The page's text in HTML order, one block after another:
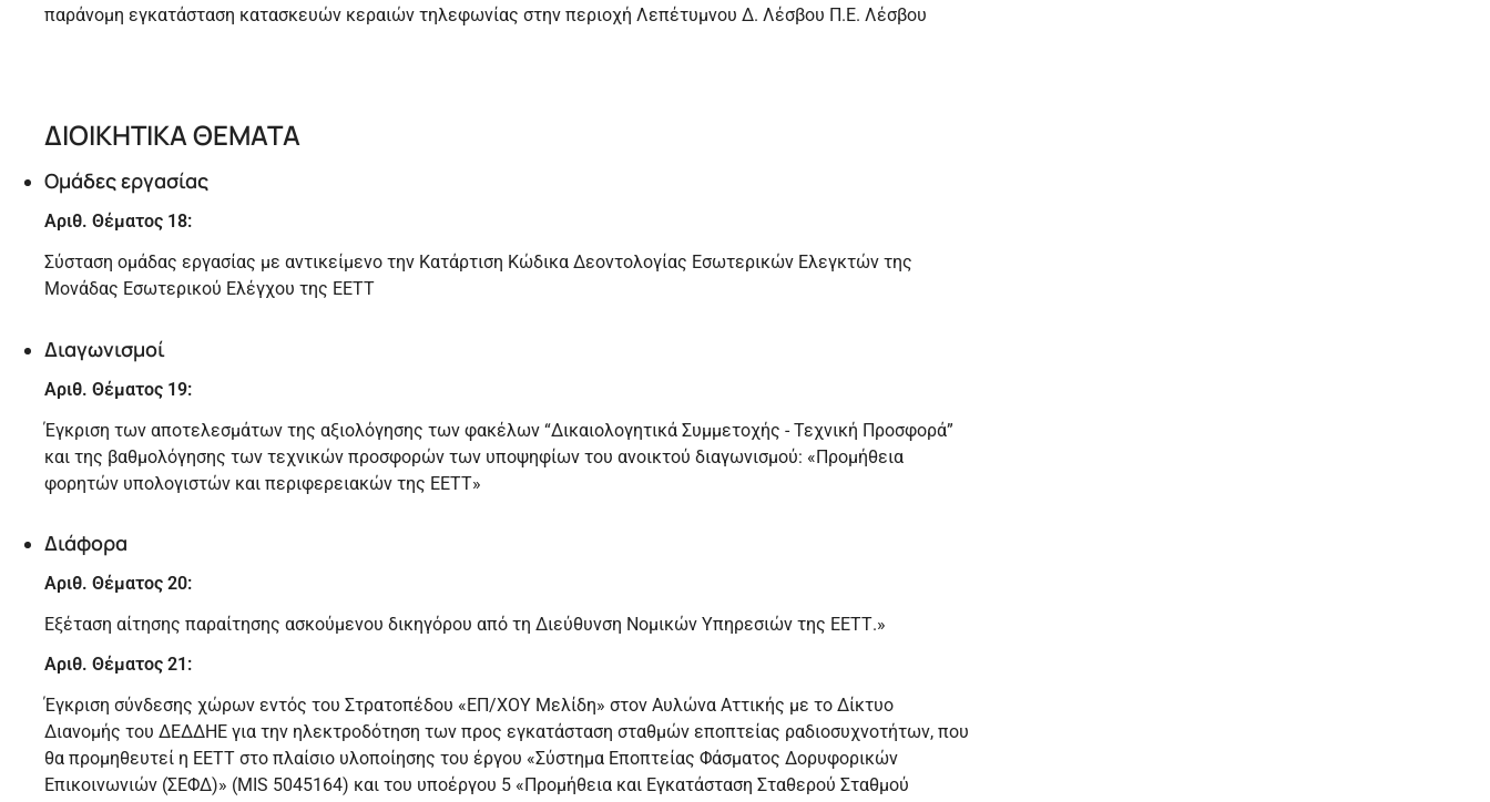
παράνομη εγκατάσταση κατασκευών κεραιών τηλεφωνίας στην περιοχή Λεπέτυμνου Δ. Λέσβου Π.Ε. Λέσβου
ΔΙΟΙΚΗΤΙΚΑ ΘΕΜΑΤΑ
Ομάδες εργασίας
Αριθ. Θέματος 18:
Σύσταση ομάδας εργασίας με αντικείμενο την Κατάρτιση Κώδικα Δεοντολογίας Εσωτερικών Ελεγκτών της
Μονάδας Εσωτερικού Ελέγχου της ΕΕΤΤ
Διαγωνισμοί
Αριθ. Θέματος 19:
Έγκριση των αποτελεσμάτων της αξιολόγησης των φακέλων “Δικαιολογητικά Συμμετοχής - Τεχνική Προσφορά”
και της βαθμολόγησης των τεχνικών προσφορών των υποψηφίων του ανοικτού διαγωνισμού: «Προμήθεια
φορητών υπολογιστών και περιφερειακών της ΕΕΤΤ»
Διάφορα
Αριθ. Θέματος 20:
Εξέταση αίτησης παραίτησης ασκούμενου δικηγόρου από τη Διεύθυνση Νομικών Υπηρεσιών της ΕΕΤΤ.»
Αριθ. Θέματος 21:
Έγκριση σύνδεσης χώρων εντός του Στρατοπέδου «ΕΠ/ΧΟΥ Μελίδη» στον Αυλώνα Αττικής με το Δίκτυο
Διανομής του ΔΕΔΔΗΕ για την ηλεκτροδότηση των προς εγκατάσταση σταθμών εποπτείας ραδιοσυχνοτήτων, που
θα προμηθευτεί η ΕΕΤΤ στο πλαίσιο υλοποίησης του έργου «Σύστημα Εποπτείας Φάσματος Δορυφορικών
Επικοινωνιών (ΣΕΦΔ)» (MIS 5045164) και του υποέργου 5 «Προμήθεια και Εγκατάσταση Σταθερού Σταθμού